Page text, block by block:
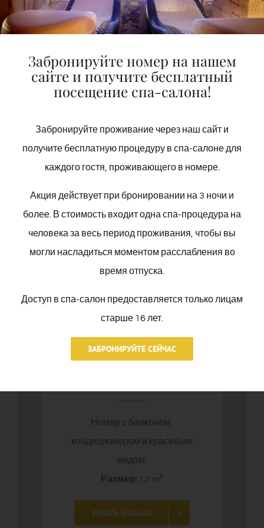
Номер с балконом и
кондиционером.
Размер:12 м²
Номер с балконом,
кондиционером и красивым
видом.
Размер: 12 m²
УЗНАТЬ БОЛЬШЕ
Забронируйте номер на нашем
сайте и получите бесплатный
посещение спа-салона!
Забронируйте проживание через наш сайт и
получите бесплатную процедуру в спа-салоне для
каждого гостя, проживающего в номере.
Акция действует при бронировании на 3 ночи и
более. В стоимость входит одна спа-процедура на
человека за весь период проживания, чтобы вы
могли насладиться моментом расслабления во
время отпуска.
Доступ в спа-салон предоставляется только лицам
старше 16 лет.
ЗАБРОНИРУЙТЕ СЕЙЧАС